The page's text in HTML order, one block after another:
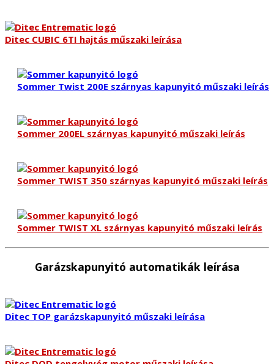
Ditec CUBIC 6TI hajtás műszaki leírása
Sommer Twist 200E szárnyas kapunyitó műszaki leírás
Sommer 200EL szárnyas kapunyitó műszaki leírás
Sommer TWIST 350 szárnyas kapunyitó műszaki leírás
Sommer TWIST XL szárnyas kapunyitó műszaki leírás
Garázskapunyitó automatikák leírása
Ditec TOP garázskapunyitó műszaki leírása